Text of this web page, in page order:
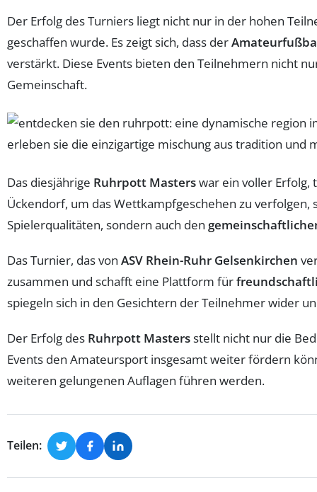
Der Erfolg des Turniers liegt nicht nur in der hohen
geschaffen wurde. Es zeigt sich, dass der
verstärkt. Diese Events bieten den Teilnehmern nicht
Gemeinschaft.
Das diesjährige Ruhrpott Masterswar ein voller
Ückendorf, um das Wettkampfgeschehen zu
Spielerqualitäten, sondern auch den
Das Turnier, das von ASV Rhein-Ruhr Gelsenkirchen
zusammen und schafft eine Plattform für
spiegeln sich in den Gesichtern der Teilnehmer wider
Der Erfolg des Ruhrpott Mastersstellt nicht nur die
Events den Amateursport insgesamt weiter fördern
weiteren gelungenen Auflagen führen werden.
Teilen: